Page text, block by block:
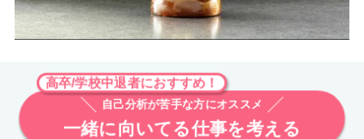
高卒/学校中退者におすすめ！
自己分析が苦手な方にオススメ
一緒に向いてる仕事を考える